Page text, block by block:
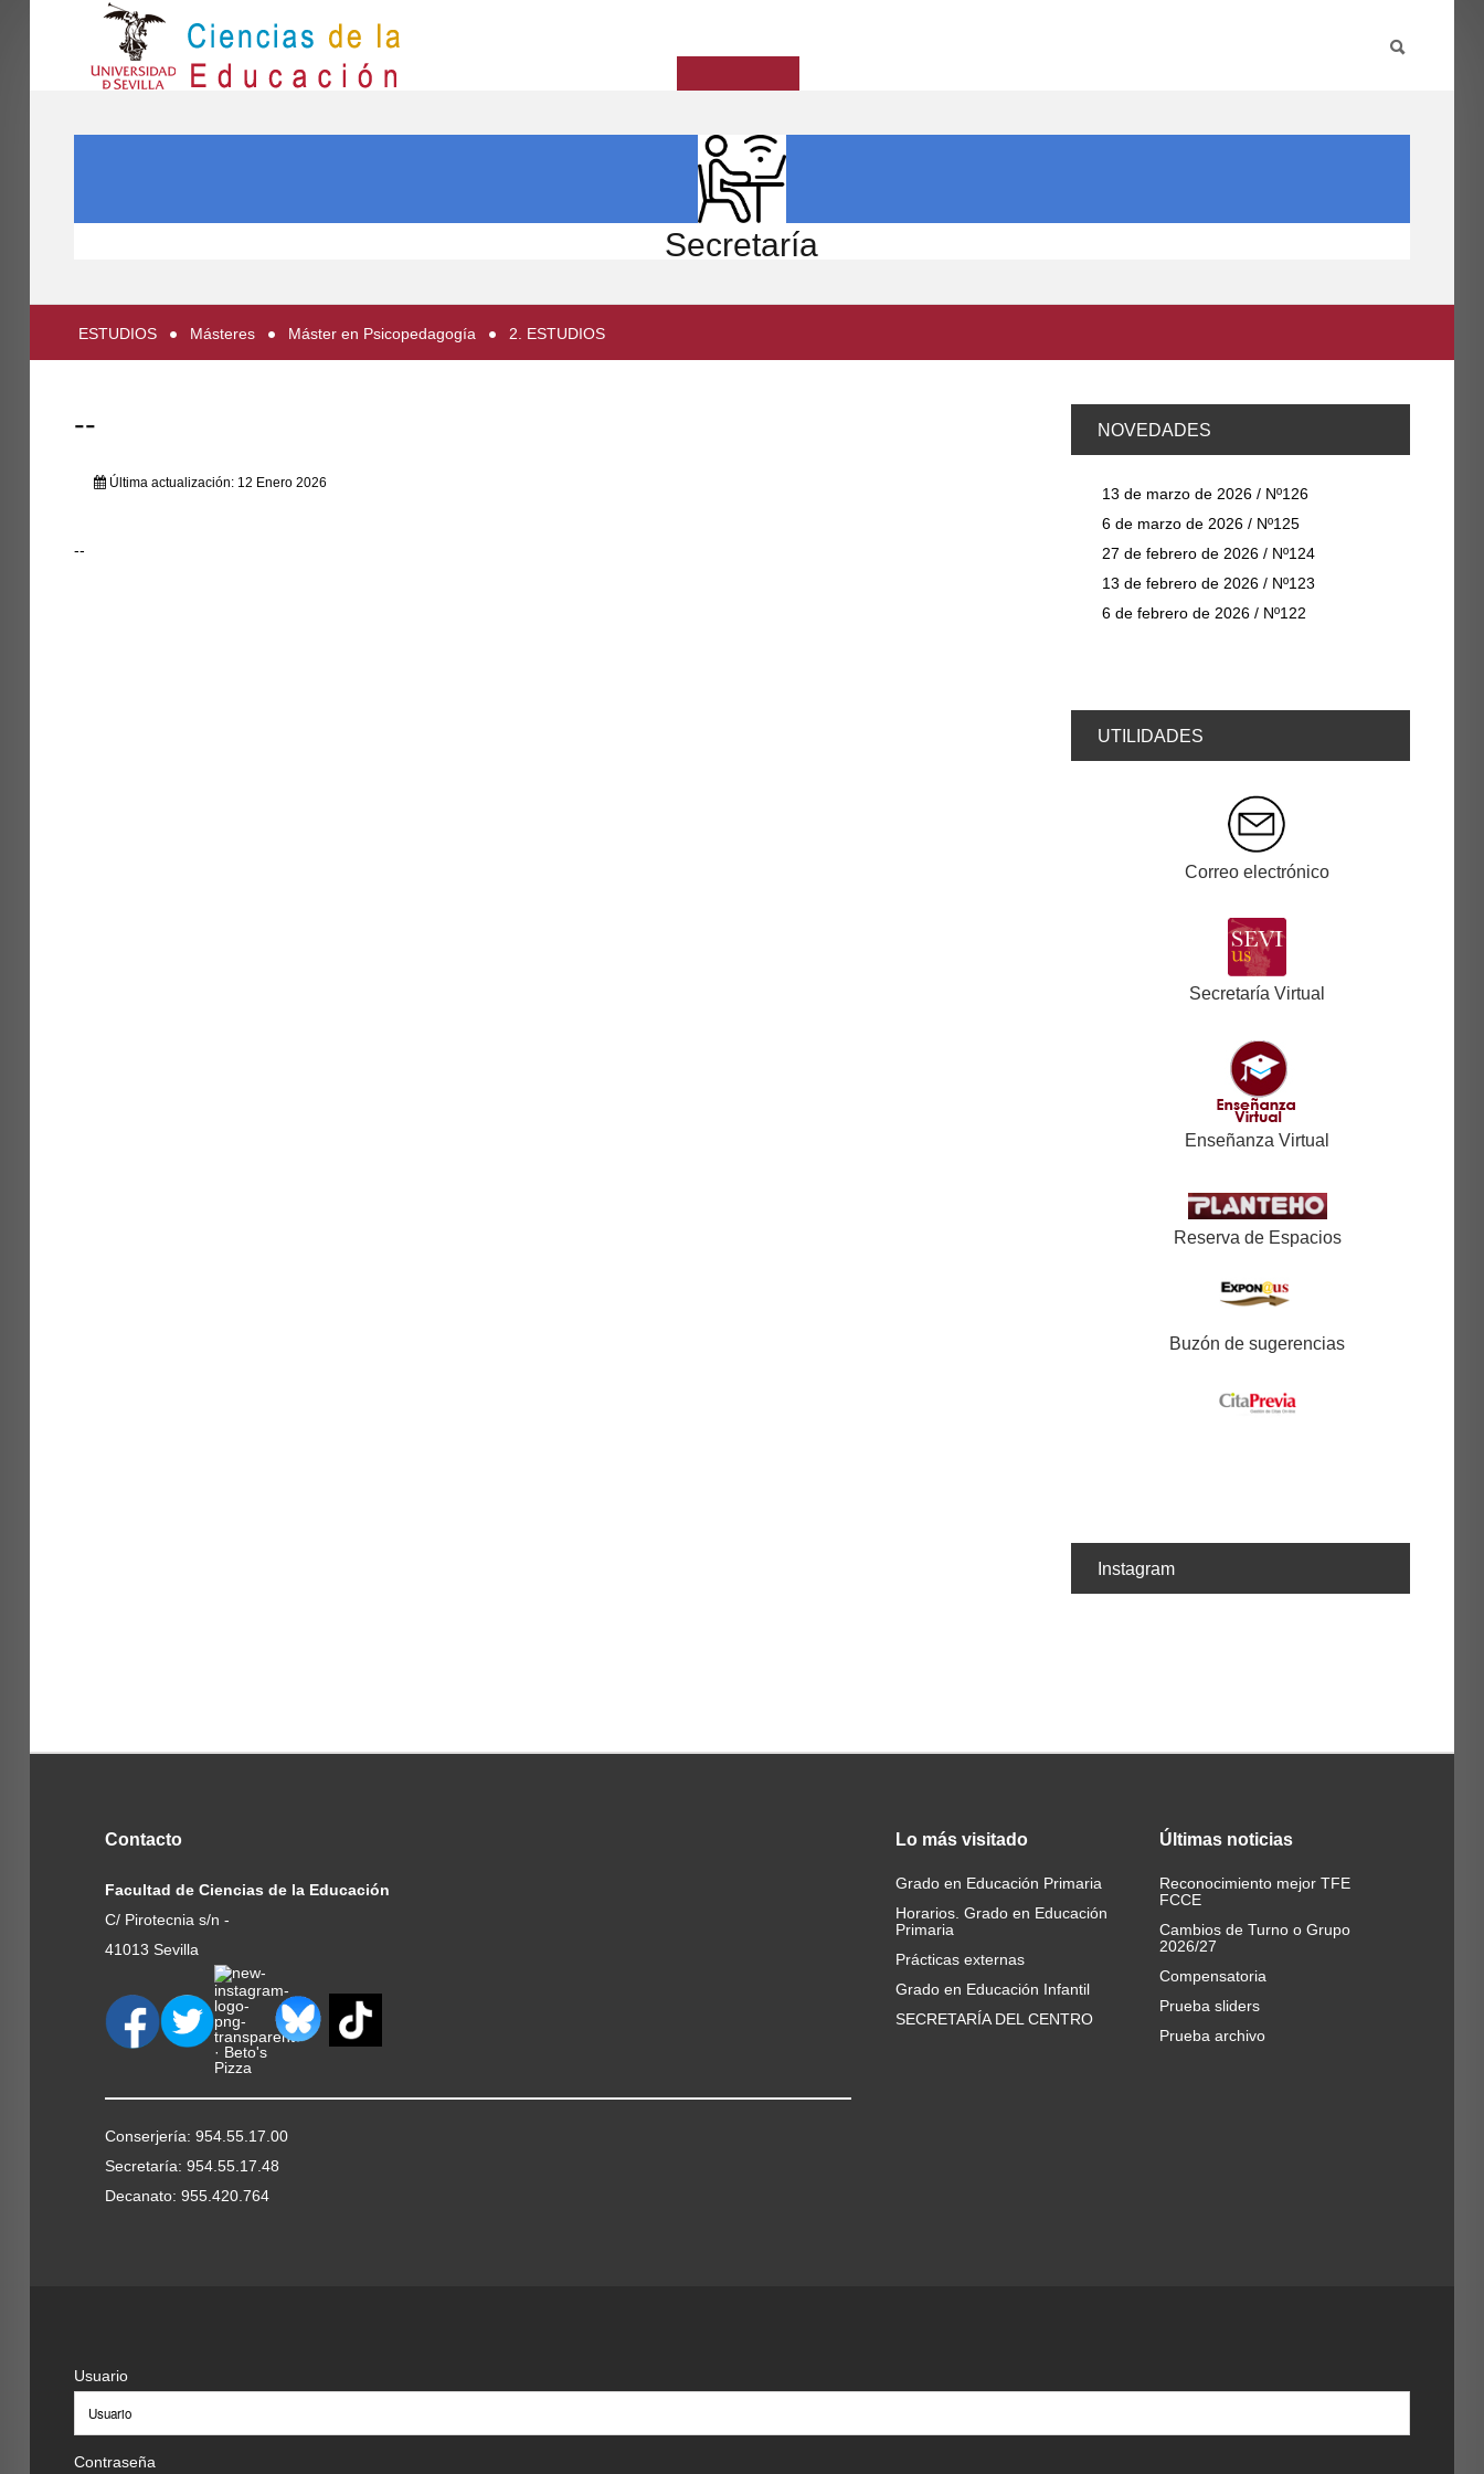
PARTICIPA
Secretaría
ESTUDIOS Másteres Máster en Psicopedagogía 2. ESTUDIOS
--
Última actualización: 12 Enero 2026
--
NOVEDADES
13 de marzo de 2026 / Nº126
6 de marzo de 2026 / Nº125
27 de febrero de 2026 / Nº124
13 de febrero de 2026 / Nº123
6 de febrero de 2026 / Nº122
UTILIDADES
Correo electrónico
Secretaría Virtual
Enseñanza Virtual
Reserva de Espacios
Buzón de sugerencias
Instagram
Contacto
Facultad de Ciencias de la Educación
C/ Pirotecnia s/n -
41013 Sevilla
Conserjería: 954.55.17.00
Secretaría: 954.55.17.48
Decanato: 955.420.764
Lo más visitado
Grado en Educación Primaria
Horarios. Grado en Educación
Primaria
Prácticas externas
Grado en Educación Infantil
SECRETARÍA DEL CENTRO
Últimas noticias
Reconocimiento mejor TFE
FCCE
Cambios de Turno o Grupo
2026/27
Compensatoria
Prueba sliders
Prueba archivo
Usuario
Contraseña